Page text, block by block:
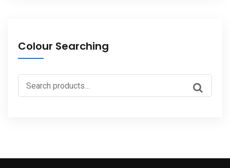
Colour Searching
Search
for: